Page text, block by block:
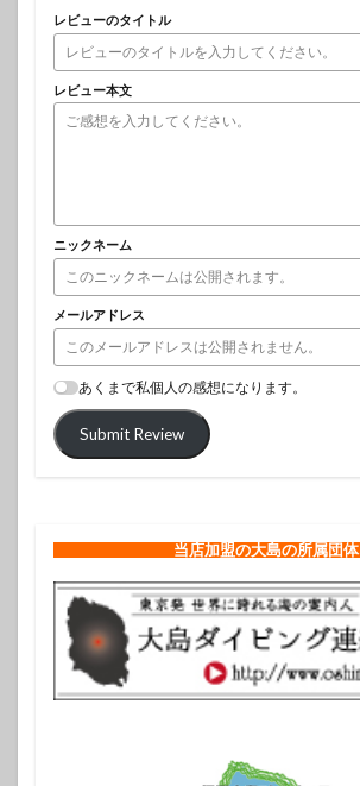
レビューのタイトル
レビュー本文
ニックネーム
メールアドレス
あくまで私個人の感想になります。
Submit Review
当店加盟の大島の所属団体